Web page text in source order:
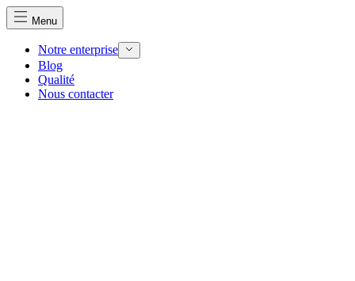
Menu
Notre enterprise
Blog
Qualité
Nous contacterNous partageons également des informations sur votre